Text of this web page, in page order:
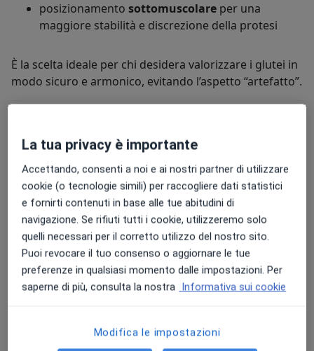
posizionamento sottomuscolare per una
maggiore stabilità e discrezione della protesi
È la scelta ideale per chi desidera valorizzare i glutei in
modo sicuro e armonico, evitando l’aspetto “artefatto”.
IlDott. Fioravante Oreficeoffre un’ampia gamma di
Mastoplastica additiva, riduttiva
e ginecomastia
Liposuzione tradizionalee conradiofrequenza
(bodytite & facetite), liposcultura (BBL, culotte
de cheval)eaddominoplastica.
Blefaroplastica, lifting facciale, lifting del
collo, mini-lifting, otoplastica e rinoplastica
parziale o completa.
partecipa regolarmente a congressi
La tua privacy è importante
Accettando, consenti a noi e ai nostri partner di utilizzare
cookie (o tecnologie simili) per raccogliere dati statistici
e fornirti contenuti in base alle tue abitudini di
navigazione. Se rifiuti tutti i cookie, utilizzeremo solo
quelli necessari per il corretto utilizzo del nostro sito.
Puoi revocare il tuo consenso o aggiornare le tue
preferenze in qualsiasi momento dalle impostazioni. Per
saperne di più, consulta la nostra Informativa sui cookie
Modifica le impostazioni